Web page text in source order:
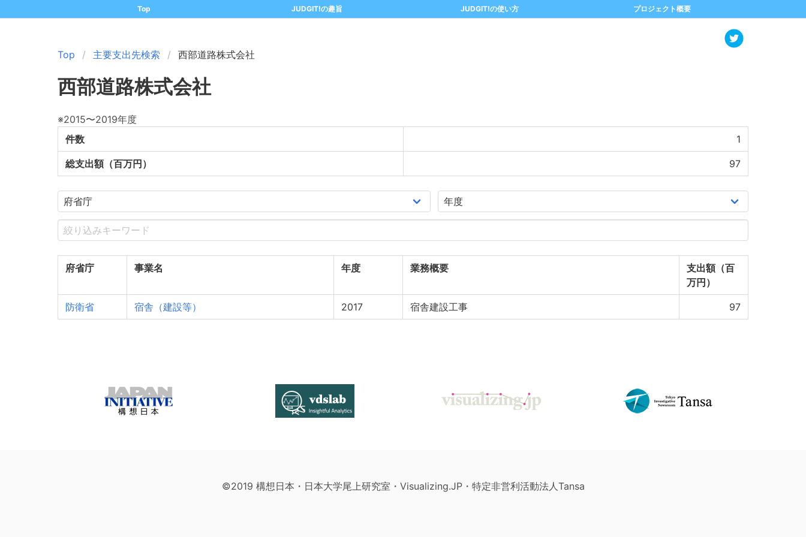
Top JUDGIT!の趣旨 JUDGIT!の使い方 プロジェクト概要
Top 主要支出先検索 西部道路株式会社
西部道路株式会社
※2015〜2019年度
件数
1
総支出額（百万円） 97
府省庁 事業名 年度 業務概要
支出額（百
万円）
防衛省 宿舎（建設等） 2017 宿舎建設工事 97
©2019 構想日本・日本大学尾上研究室・Visualizing.JP・特定非営利活動法人Tansa